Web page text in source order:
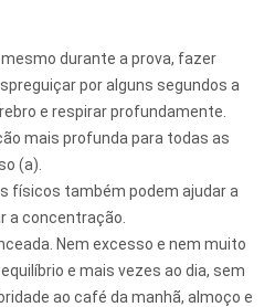
durante a prova, fazer
por alguns segundos a
e respirar profundamente.
mais profunda para todas as
(a).
físicos também podem ajudar a
a concentração.
Nem excesso e nem muito
e mais vezes ao dia, sem
ao café da manhã, almoço e